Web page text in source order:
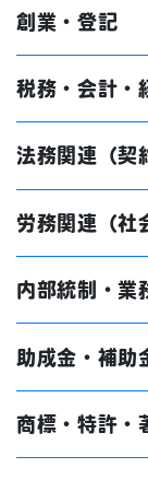
創業・登記
税務・会計・
法務関連（契
労務関連（社
内部統制・業
助成金・補助
商標・特許・